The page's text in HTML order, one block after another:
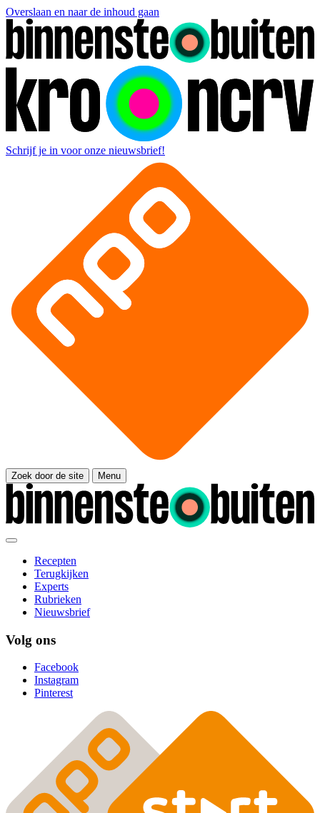
Overslaan en naar de inhoud gaan
Schrijf je in voor onze nieuwsbrief!
Zoek door de site Menu
Recepten
Terugkijken
Experts
Rubrieken
Nieuwsbrief
Volg ons
Facebook
Instagram
Pinterest